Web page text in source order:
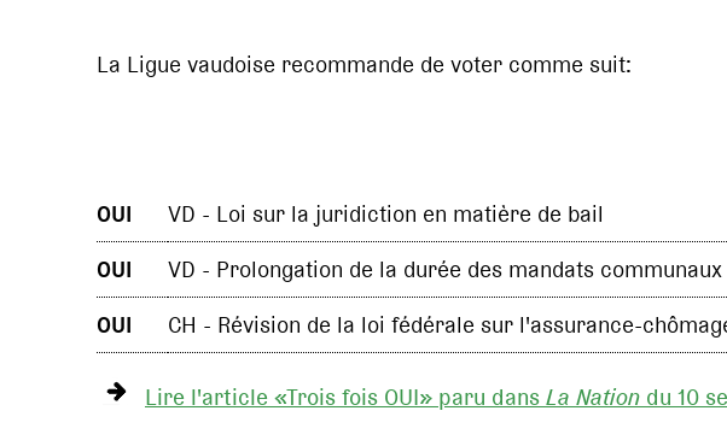
La Ligue vaudoise recommande de voter comme suit:
OUI
VD - Loi sur la juridiction en matière de bail
OUI
VD - Prolongation de la durée des mandats communaux
OUI
CH - Révision de la loi fédérale sur l'assurance-
Lire l'article «Trois fois OUI» paru dansLa Nationdu 10